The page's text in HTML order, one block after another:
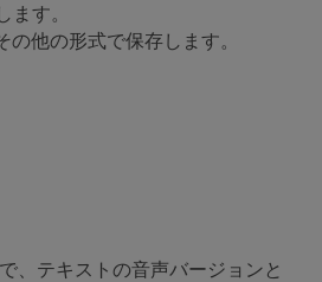
す。
他の形式で保存します。
、テキストの音声バージョンと